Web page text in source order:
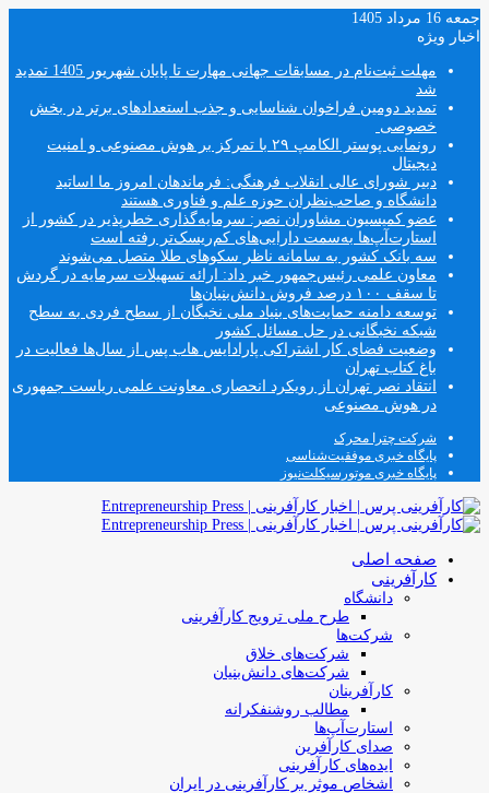
جمعه 16 مرداد 1405
اخبار ویژه
مهلت ثبت‌نام در مسابقات جهانی مهارت تا پایان شهریور 1405 تمدید
شد
تمدید دومین فراخوان شناسایی و جذب استعدادهای برتر در بخش
خصوصی
رونمایی پوستر الکامپ ۲۹ با تمرکز بر هوش مصنوعی و امنیت
دیجیتال
دبیر شورای عالی انقلاب فرهنگی: فرماندهان امروز ما اساتید
دانشگاه و صاحب‌نظران حوزه علم و فناوری هستند
عضو کمیسیون مشاوران نصر: سرمایه‌گذاری خطرپذیر در کشور از
استارت‌آپ‌ها به‌سمت دارایی‌های کم‌ریسک‌تر رفته است
سه بانک کشور به سامانه ناظر سکوهای طلا متصل می‌شوند
معاون علمی رئیس‌جمهور خبر داد: ارائه تسهیلات سرمایه در گردش
تا سقف ۱۰۰ درصد فروش دانش‌بنیان‌ها
توسعه دامنه حمایت‌های بنیاد ملی نخبگان از سطح فردی به سطح
شبکه نخبگانی در حل مسائل کشور
وضعیت فضای کار اشتراکی پارادایس هاب پس از سال‌ها فعالیت در
باغ کتاب تهران
انتقاد نصر تهران از رویکرد انحصاری معاونت علمی ریاست جمهوری
در هوش مصنوعی
شرکت چترا محرک
پایگاه خبری موفقیت‌شناسی
پایگاه خبری موتورسیکلت‌نیوز
صفحه اصلی
کارآفرینی
دانشگاه
طرح ملی ترویج کارآفرینی
شرکت‌ها
شرکت‌های خلاق
شرکت‌های دانش‌بنیان
کارآفرینان
مطالب روشنفکرانه
استارت‌آپ‌ها
صدای کارآفرین
ایده‌های کارآفرینی
اشخاص موثر بر کارآفرینی در ایران